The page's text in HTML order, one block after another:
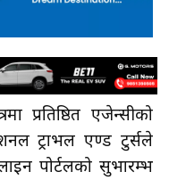
प्रतिष्ठित एजेन्सीको
ट्राभल एण्ड टुर्सले
पोर्टलको सुभारम्भ